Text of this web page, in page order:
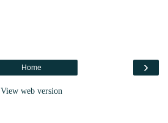
›
Home
View web version